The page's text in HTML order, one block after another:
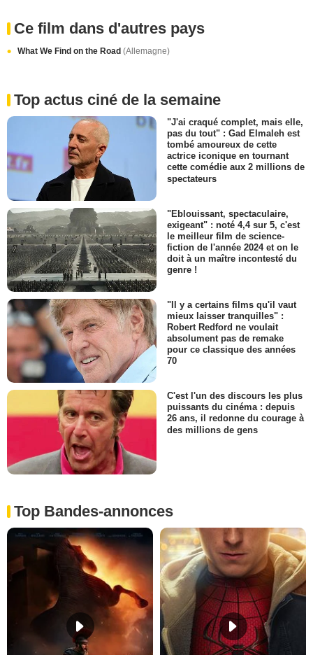
Ce film dans d'autres pays
What We Find on the Road (Allemagne)
Top actus ciné de la semaine
"J'ai craqué complet, mais elle,
pas du tout" : Gad Elmaleh est
tombé amoureux de cette
actrice iconique en tournant
cette comédie aux 2 millions de
spectateurs
"Eblouissant, spectaculaire,
exigeant" : noté 4,4 sur 5, c'est
le meilleur film de science-
fiction de l'année 2024 et on le
doit à un maître incontesté du
genre !
"Il y a certains films qu'il vaut
mieux laisser tranquilles" :
Robert Redford ne voulait
absolument pas de remake
pour ce classique des années
70
C'est l'un des discours les plus
puissants du cinéma : depuis
26 ans, il redonne du courage à
des millions de gens
Top Bandes-annonces